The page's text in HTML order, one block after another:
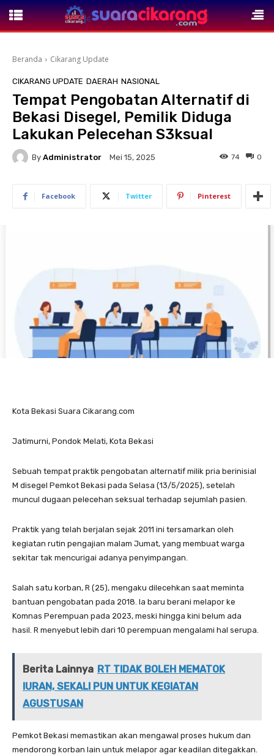
Beranda Cikarang Update
CIKARANG UPDATE DAERAH NASIONAL
Tempat Pengobatan Alternatif di
Bekasi Disegel, Pemilik Diduga
Lakukan Pelecehan S3ksual
By Administrator Mei 15, 2025 0
74
Facebook Twitter Pinterest
Kota Bekasi Suara Cikarang.com
Jatimurni, Pondok Melati, Kota Bekasi
Sebuah tempat praktik pengobatan alternatif milik pria berinisial
M disegel Pemkot Bekasi pada Selasa (13/5/2025), setelah
muncul dugaan pelecehan seksual terhadap sejumlah pasien.
Praktik yang telah berjalan sejak 2011 ini tersamarkan oleh
kegiatan rutin pengajian malam Jumat, yang membuat warga
sekitar tak mencurigai adanya penyimpangan.
Salah satu korban, R (25), mengaku dilecehkan saat meminta
bantuan pengobatan pada 2018. Ia baru berani melapor ke
Komnas Perempuan pada 2023, meski hingga kini belum ada
hasil. R menyebut lebih dari 10 perempuan mengalami hal serupa.
Berita Lainnya RT TIDAK BOLEH MEMATOK
IURAN, SEKALI PUN UNTUK KEGIATAN
AGUSTUSAN
Pemkot Bekasi memastikan akan mengawal proses hukum dan
mendorong korban lain untuk melapor agar keadilan ditegakkan.